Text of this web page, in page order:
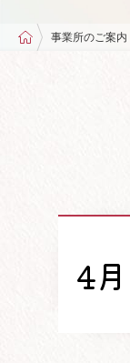
事業所のご案内
4